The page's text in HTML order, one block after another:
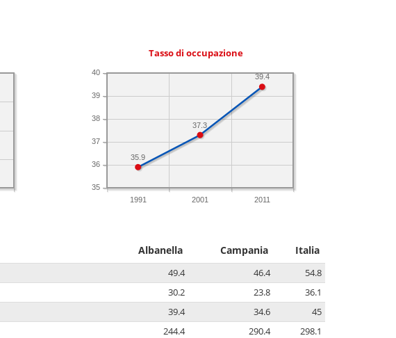
Tasso di occupazione
1991 2001 2011
35
36
37
38
39
40
39.4
37.3
35.9
Albanella Campania Italia
49.4 46.4
54.8
30.2 23.8
36.1
39.4 34.6
45
244.4 290.4
298.1